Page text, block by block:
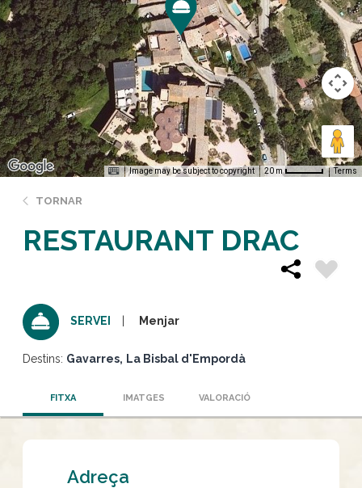
Image may be subject to copyright 20 m Terms
TORNAR
RESTAURANT DRAC
SERVEI Menjar
Destins: Gavarres La Bisbal d'Empordà
FITXA IMATGES VALORACIÓ
Adreça